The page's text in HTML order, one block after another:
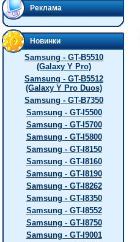
Реклама
Новинки
Samsung - GT-B5510
(Galaxy Y Pro)
Samsung - GT-B5512
(Galaxy Y Pro Duos)
Samsung - GT-B7350
Samsung - GT-I5500
Samsung - GT-I5700
Samsung - GT-I5800
Samsung - GT-I8150
Samsung - GT-I8160
Samsung - GT-I8190
Samsung - GT-I8262
Samsung - GT-I8350
Samsung - GT-I8552
Samsung - GT-I8750
Samsung - GT-I9001